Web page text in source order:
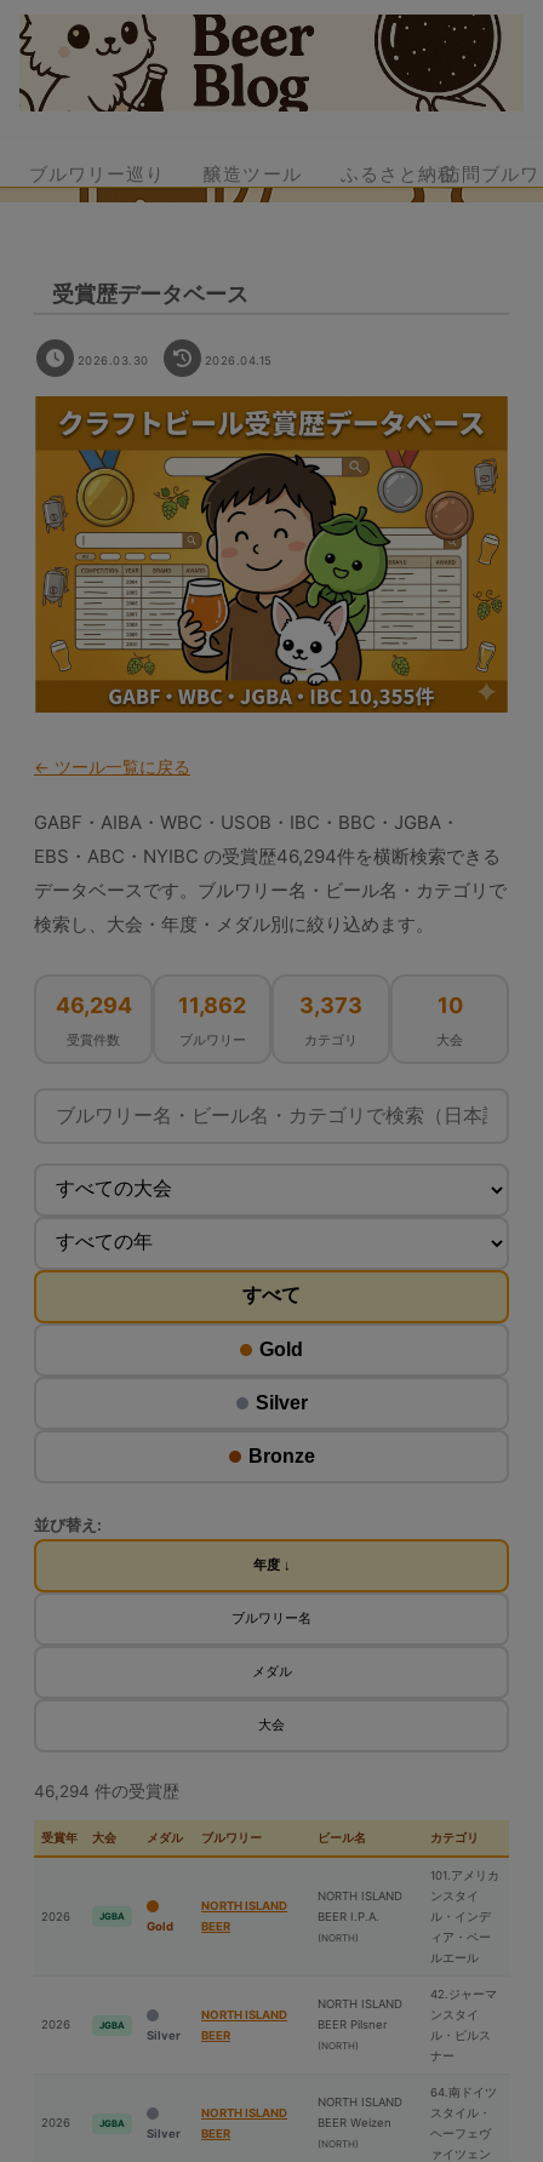
ブルワリー巡り 醸造ツール ふるさと納税訪問ブル
受賞歴データベース
2026.03.30 2026.04.15
← ツール一覧に戻る
GABF・AIBA・WBC・USOB・IBC・BBC・JGBA・
EBS・ABC・NYIBC の受賞歴46,294件を横断検索できる
データベースです。ブルワリー名・ビール名・カテゴリで
検索し、大会・年度・メダル別に絞り込めます。
46,294
受賞件数
11,862
ブルワリー
3,373
カテゴリ
10
大会
すべて
Gold
Silver
Bronze
並び替え:
年度 ↓
ブルワリー名
メダル
大会
46,294 件の受賞歴
受賞年 大会 メダル ブルワリー ビール名 カテゴリ
2026 JGBA
Gold
NORTH ISLAND
BEER
NORTH ISLAND
BEER I.P.A.
(NORTH)
101.アメリカ
ンスタイ
ル・インデ
ィア・ペー
ルエール
2026 JGBA
Silver
NORTH ISLAND
BEER
NORTH ISLAND
BEER Pilsner
(NORTH)
42.ジャーマ
ンスタイ
ル・ピルス
ナー
2026 JGBA
Silver
NORTH ISLAND
BEER
NORTH ISLAND
BEER Weizen
(NORTH)
64.南ドイツ
スタイル・
ヘーフェヴ
ァイツェン